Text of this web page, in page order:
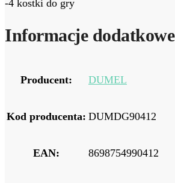
-4 kostki do gry
Informacje dodatkowe
Producent: DUMEL
Kod producenta: DUMDG90412
EAN: 8698754990412